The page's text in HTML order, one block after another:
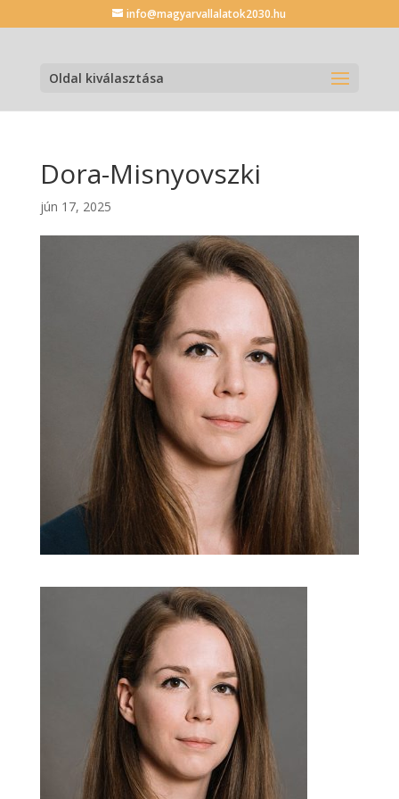
info@magyarvallalatok2030.hu
Oldal kiválasztása
Dora-Misnyovszki
jún 17, 2025